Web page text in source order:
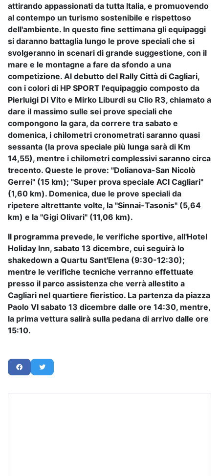
attirando appassionati da tutta Italia, e promuovendo
al contempo un turismo sostenibile e rispettoso
dell'ambiente. In questo fine settimana gli equipaggi
si daranno battaglia lungo le prove speciali che si
svolgeranno in scenari di grande suggestione, con il
mare e le montagne a fare da sfondo a una
competizione. Al debutto del Rally Città di Cagliari,
con i colori di HP SPORT l'equipaggio composto da
Pierluigi Di Vito e Mirko Liburdi su Clio R3, chiamato a
dare il massimo sulle sei prove speciali che
compongono la gara, da correre tra sabato e
domenica, i chilometri cronometrati saranno quasi
sessanta (la prova speciale più lunga sarà di Km
14,55), mentre i chilometri complessivi saranno circa
trecento. Queste le prove: "Dolianova-San Nicolò
Gerrei" (15 km); "Super prova speciale ACI Cagliari"
(1,60 km). Domenica, due le prove speciali da
ripetere altrettante volte, la "Sinnai-Tasonis" (5,64
km) e la "Gigi Olivari" (11,06 km).
Il programma prevede, le verifiche sportive, all'Hotel
Holiday Inn, sabato 13 dicembre, cui seguirà lo
shakedown a Quartu Sant'Elena (9:30-12:30);
mentre le verifiche tecniche verranno effettuate
presso il parco assistenza che verrà allestito a
Cagliari nel quartiere fieristico. La partenza da piazza
Paolo VI sabato 13 dicembre dalle ore 14:30, mentre,
la prima vettura salirà sulla pedana di arrivo dalle ore
15:10.